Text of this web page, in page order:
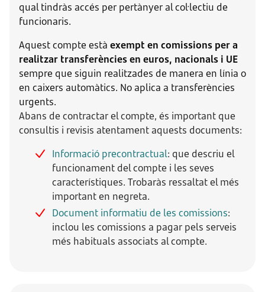
qual tindràs accés per pertànyer al col·lectiu de
funcionaris.
Aquest compte està exempt en comissions per a
realitzar transferències en euros, nacionals i UE
sempre que siguin realitzades de manera en línia o
en caixers automàtics. No aplica a transferències
urgents.
Abans de contractar el compte, és important que
consultis i revisis atentament aquests documents:
Informació precontractual: que descriu el
funcionament del compte i les seves
característiques. Trobaràs ressaltat el més
important en negreta.
Document informatiu de les comissions:
inclou les comissions a pagar pels serveis
més habituals associats al compte.